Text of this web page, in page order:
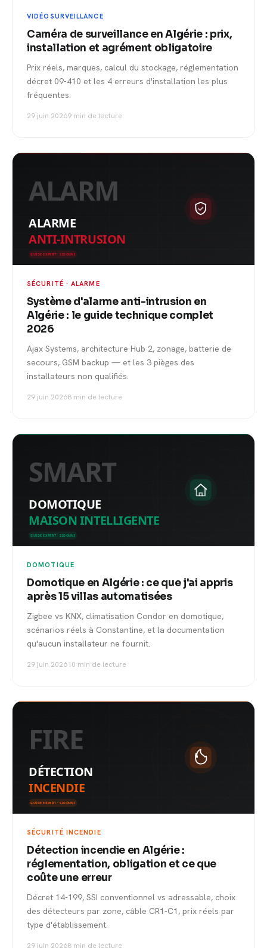
VIDÉOSURVEILLANCE
Caméra de surveillance en Algérie : prix,
installation et agrément obligatoire
Prix réels, marques, calcul du stockage, réglementation
décret 09-410 et les 4 erreurs d'installation les plus
fréquentes.
29 juin 20269 min de lecture
SÉCURITÉ · ALARME
Système d'alarme anti-intrusion en
Algérie : le guide technique complet
2026
Ajax Systems, architecture Hub 2, zonage, batterie de
secours, GSM backup — et les 3 pièges des
installateurs non qualifiés.
29 juin 20268 min de lecture
DOMOTIQUE
Domotique en Algérie : ce que j'ai appris
après 15 villas automatisées
Zigbee vs KNX, climatisation Condor en domotique,
scénarios réels à Constantine, et la documentation
qu'aucun installateur ne fournit.
29 juin 202610 min de lecture
SÉCURITÉ INCENDIE
Détection incendie en Algérie :
réglementation, obligation et ce que
coûte une erreur
Décret 14-199, SSI conventionnel vs adressable, choix
des détecteurs par zone, câble CR1-C1, prix réels par
type d'établissement.
29 juin 20268 min de lecture